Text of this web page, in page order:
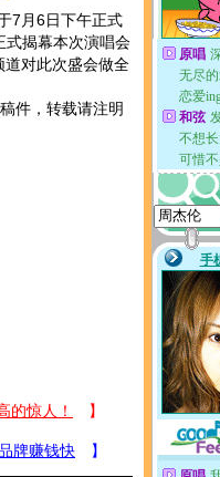
7月6日下午正式
式揭幕本次演唱会
道对此次盛会做全
，转载请注明